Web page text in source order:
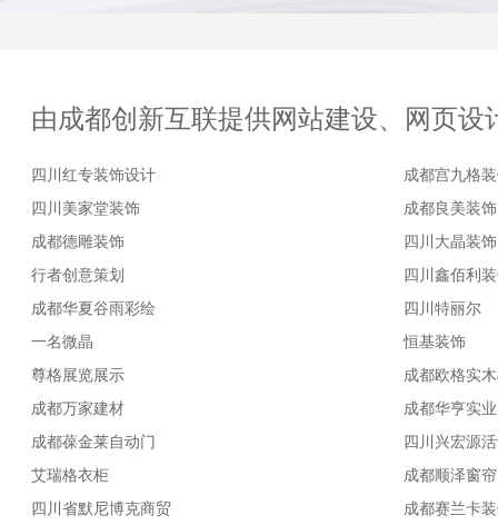
由成都创新互联提供网站建设、网页设
四川红专装饰设计
成都宫九格
四川美家堂装饰
成都良美装饰
成都德雕装饰
四川大晶装饰
行者创意策划
四川鑫佰利
成都华夏谷雨彩绘
四川特丽尔
一名微晶
恒基装饰
尊格展览展示
成都欧格实
成都万家建材
成都华亨实业
成都葆金莱自动门
四川兴宏源
艾瑞格衣柜
成都顺泽窗帘
四川省默尼博克商贸
成都赛兰卡